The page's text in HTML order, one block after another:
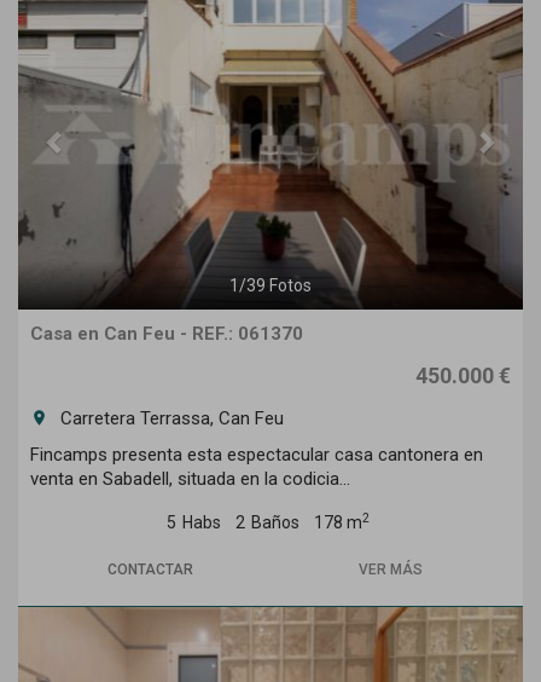
1 /39 Fotos
Casa en Can Feu - REF.: 061370
450.000 €
room
Carretera Terrassa, Can Feu
Fincamps presenta esta espectacular casa cantonera en
venta en Sabadell, situada en la codicia...
5 Habs 2 Baños 178 m2
CONTACTAR VER MÁS
Previous Next